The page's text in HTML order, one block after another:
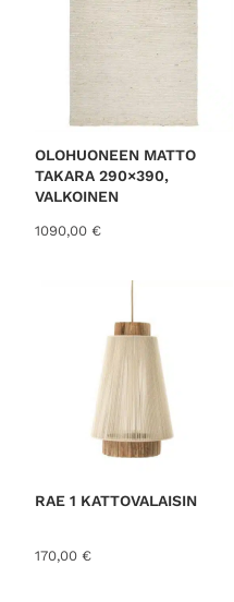
OLOHUONEEN MATTO
TAKARA 290×390,
VALKOINEN
1090,00 €
RAE 1 KATTOVALAISIN
170,00 €